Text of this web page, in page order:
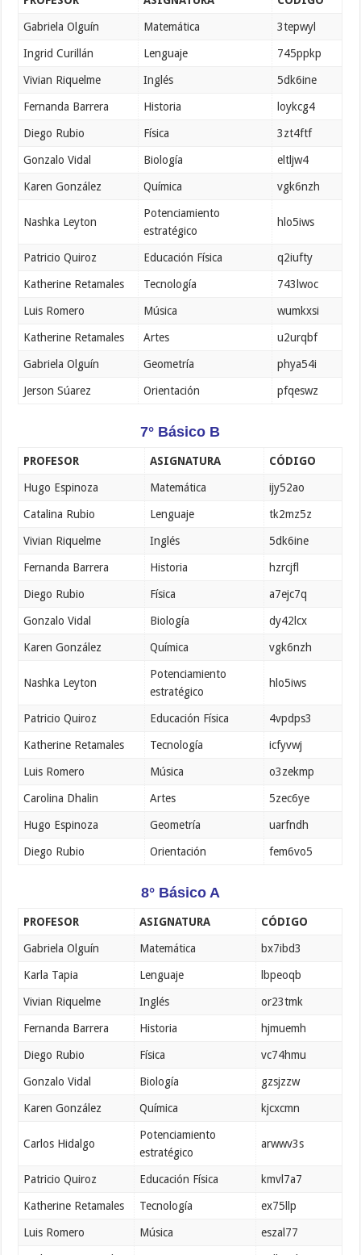
Gabriela Olguín Matemática 3tepwyl
Ingrid Curillán Lenguaje 745ppkp
Vivian Riquelme Inglés 5dk6ine
Fernanda Barrera Historia loykcg4
Diego Rubio Física 3zt4ftf
Gonzalo Vidal Biología eltljw4
Karen González Química vgk6nzh
Nashka Leyton
Potenciamiento
estratégico
hlo5iws
Patricio Quiroz Educación Física q2iufty
Katherine Retamales Tecnología 743lwoc
Luis Romero Música wumkxsi
Katherine Retamales Artes u2urqbf
Gabriela Olguín Geometría phya54i
Jerson Súarez Orientación pfqeswz
7° Básico B
PROFESOR ASIGNATURA CÓDIGO
Hugo Espinoza Matemática ijy52ao
Catalina Rubio Lenguaje tk2mz5z
Vivian Riquelme Inglés 5dk6ine
Fernanda Barrera Historia hzrcjfl
Diego Rubio Física a7ejc7q
Gonzalo Vidal Biología dy42lcx
Karen González Química vgk6nzh
Nashka Leyton
Potenciamiento
estratégico
hlo5iws
Patricio Quiroz Educación Física 4vpdps3
Katherine Retamales Tecnología icfyvwj
Luis Romero Música o3zekmp
Carolina Dhalin Artes 5zec6ye
Hugo Espinoza Geometría uarfndh
Diego Rubio Orientación fem6vo5
8° Básico A
PROFESOR ASIGNATURA CÓDIGO
Gabriela Olguín Matemática bx7ibd3
Karla Tapia Lenguaje lbpeoqb
Vivian Riquelme Inglés or23tmk
Fernanda Barrera Historia hjmuemh
Diego Rubio Física vc74hmu
Gonzalo Vidal Biología gzsjzzw
Karen González Química kjcxcmn
Carlos Hidalgo
Potenciamiento
estratégico
arwwv3s
Patricio Quiroz Educación Física kmvl7a7
Katherine Retamales Tecnología ex75llp
Luis Romero Música eszal77